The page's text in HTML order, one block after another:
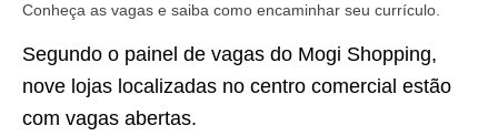
Conheça as vagas e saiba como encaminhar seu currículo.
Segundo o painel de vagas do Mogi Shopping,
nove lojas localizadas no centro comercial estão
com vagas abertas.